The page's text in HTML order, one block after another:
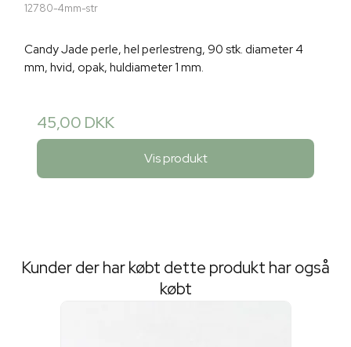
12780-4mm-str
Candy Jade perle, hel perlestreng, 90 stk. diameter 4
mm, hvid, opak, huldiameter 1 mm.
45,00 DKK
Vis produkt
Kunder der har købt dette produkt har også
købt